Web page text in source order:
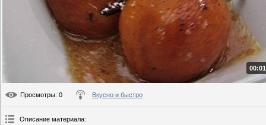
Просмотры: 0 Вкусно и быстро
Описание материала: